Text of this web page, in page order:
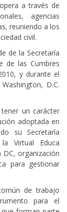
a través de
agencias
reuniendo a los
civil.
de la Secretaría
de las Cumbres
y durante el
D.C.
un carácter
adoptada en
su Secretaría
Virtual Educa
organización
para gestionar
de trabajo
para el